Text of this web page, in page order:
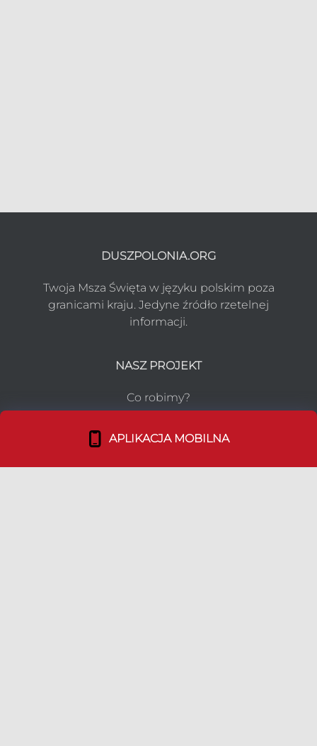
DUSZPOLONIA.ORG
Twoja Msza Święta w języku polskim poza
granicami kraju. Jedyne źródło rzetelnej
informacji.
NASZ PROJEKT
Co robimy?
APLIKACJA MOBILNA